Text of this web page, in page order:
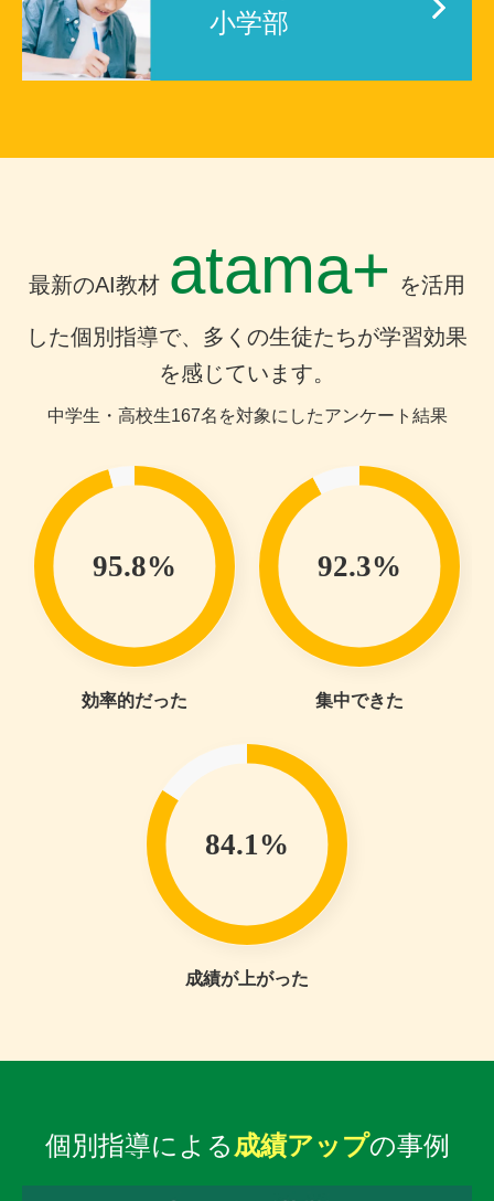
小学部
最新のAI教材 atama+ を活用
した個別指導で、 多くの生徒たちが学習効果
を感じています。
中学生・高校生167名を対象にしたアンケート結果
95.8%
効率的だった
92.3%
集中できた
84.1%
成績が上がった
個別指導による 成績アップの事例